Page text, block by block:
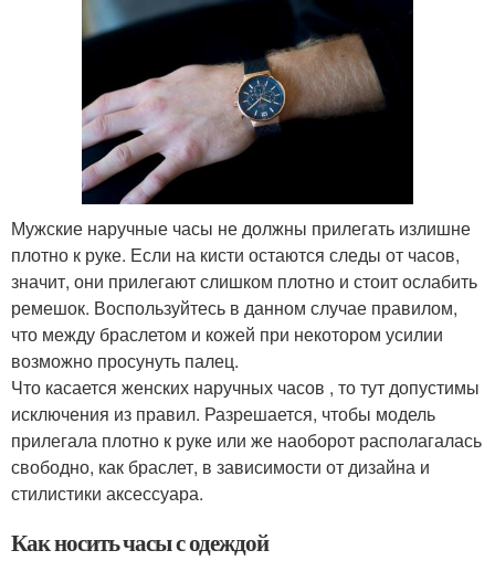
Мужские наручные часы не должны прилегать излишне
плотно к руке. Если на кисти остаются следы от часов,
значит, они прилегают слишком плотно и стоит ослабить
ремешок. Воспользуйтесь в данном случае правилом,
что между браслетом и кожей при некотором усилии
возможно просунуть палец.
Что касается женских наручных часов , то тут допустимы
исключения из правил. Разрешается, чтобы модель
прилегала плотно к руке или же наоборот располагалась
свободно, как браслет, в зависимости от дизайна и
стилистики аксессуара.
Как носить часы с одеждой